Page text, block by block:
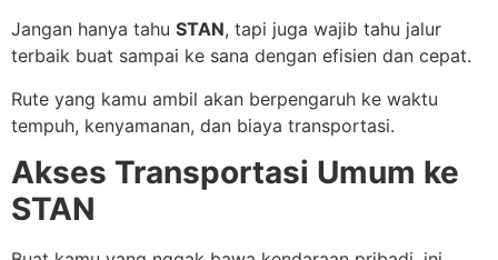
Jangan hanya tahu STAN, tapi juga wajib tahu jalur
terbaik buat sampai ke sana dengan efisien dan cepat.
Rute yang kamu ambil akan berpengaruh ke waktu
tempuh, kenyamanan, dan biaya transportasi.
Akses Transportasi Umum ke
STAN